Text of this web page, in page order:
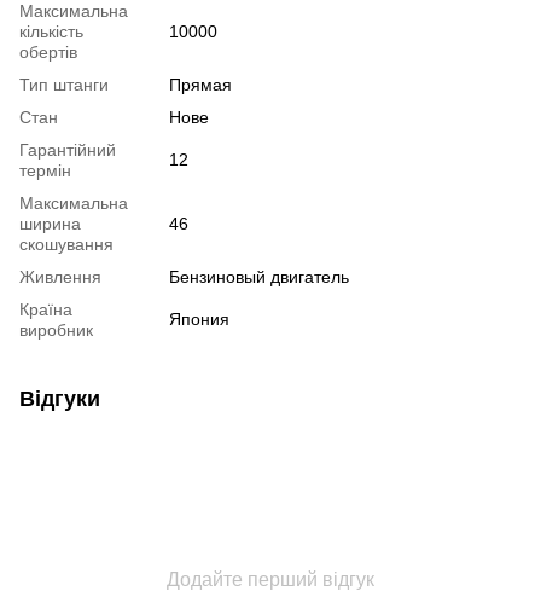
Максимальна
кількість
обертів
10000
Тип штанги
Прямая
Стан
Нове
Гарантійний
термін
12
Максимальна
ширина
скошування
46
Живлення
Бензиновый двигатель
Країна
виробник
Япония
Відгуки
Додайте перший відгук